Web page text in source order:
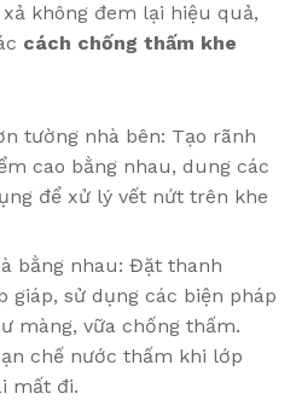
không đem lại hiệu quả,
cách chống thấm khe
tường nhà bên: Tạo rãnh
cao bằng nhau, dung các
để xử lý vết nứt trên khe
bằng nhau: Đặt thanh
giáp, sử dụng các biện pháp
màng, vữa chống thấm.
chế nước thấm khi lớp
mất đi.